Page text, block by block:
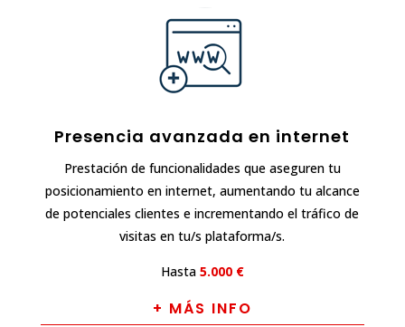
Presencia avanzada en internet
Prestación de funcionalidades que aseguren tu
posicionamiento en internet, aumentando tu alcance
de potenciales clientes e incrementando el tráfico de
visitas en tu/s plataforma/s.
Hasta 5.000 €
+ MÁS INFO